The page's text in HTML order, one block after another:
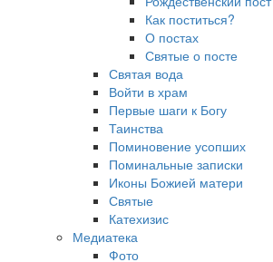
Как поститься?
О постах
Святые о посте
Святая вода
Войти в храм
Первые шаги к Богу
Таинства
Поминовение усопших
Поминальные записки
Иконы Божией матери
Святые
Катехизис
Медиатека
Фото